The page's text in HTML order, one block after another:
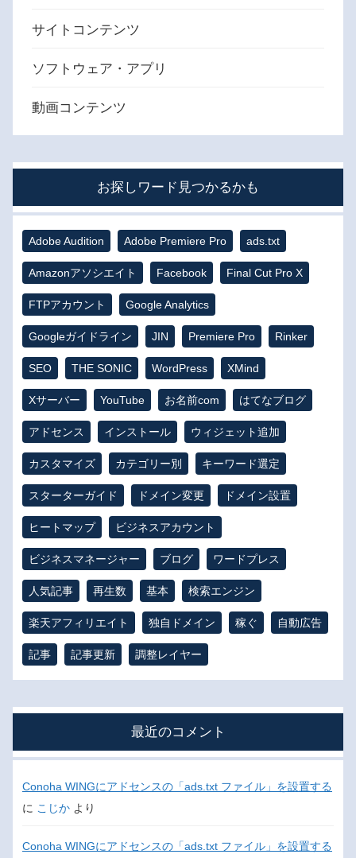
サイトコンテンツ
ソフトウェア・アプリ
動画コンテンツ
お探しワード見つかるかも
Adobe Audition Adobe Premiere Pro ads.txt
Amazonアソシエイト Facebook Final Cut Pro X
FTPアカウント Google Analytics
Googleガイドライン JIN Premiere Pro Rinker
SEO THE SONIC WordPress XMind
Xサーバー YouTube お名前com はてなブログ
アドセンス インストール ウィジェット追加
カスタマイズ カテゴリー別 キーワード選定
スターターガイド ドメイン変更 ドメイン設置
ヒートマップ ビジネスアカウント
ビジネスマネージャー ブログ ワードプレス
人気記事 再生数 基本 検索エンジン
楽天アフィリエイト 独自ドメイン 稼ぐ 自動広告
記事 記事更新 調整レイヤー
最近のコメント
Conoha WINGにアドセンスの「ads.txt ファイル」を設置する
に こじか より
Conoha WINGにアドセンスの「ads.txt ファイル」を設置する